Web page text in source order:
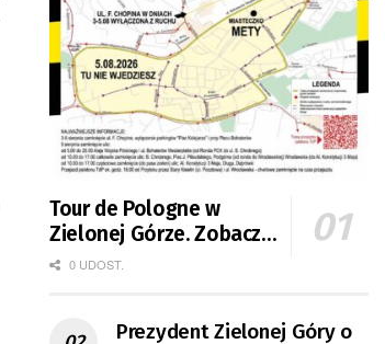
Tour de Pologne w
Zielonej Górze. Zobacz
zmiany w organizacji
0 UDOST.
Prezydent Zielonej Góry o